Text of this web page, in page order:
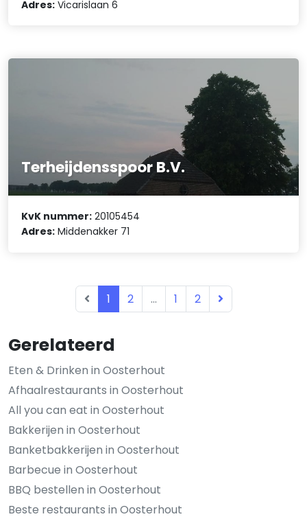
Gerelateerd
Eten & Drinken in Oosterhout
Afhaalrestaurants in Oosterhout
All you can eat in Oosterhout
Bakkerijen in Oosterhout
Banketbakkerijen in Oosterhout
Barbecue in Oosterhout
BBQ bestellen in Oosterhout
Beste restaurants in Oosterhout
Adres: Vicarislaan 6
Terheijdensspoor B.V.
KvK nummer: 20105454
Adres: Middenakker 71
1 2 ... 1 2